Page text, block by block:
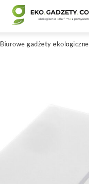
Biurowe gadżety ekologiczne